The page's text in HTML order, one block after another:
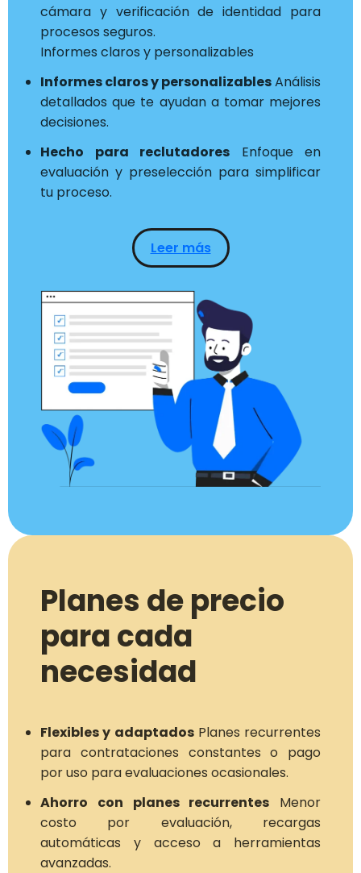
cámara y verificación de identidad para
procesos seguros.
Informes claros y personalizables
Informes claros y personalizablesAnálisis
detallados que te ayudan a tomar mejores
decisiones.
Hecho para reclutadores Enfoque en
evaluación y preselección para simplificar
tu proceso.
Leer más
Planes de precio
para cada
necesidad
Flexibles y adaptadosPlanes recurrentes
para contrataciones constantes o pago
por uso para evaluaciones ocasionales.
Ahorro con planes recurrentes Menor
costo por evaluación, recargas
automáticas y acceso a herramientas
avanzadas.